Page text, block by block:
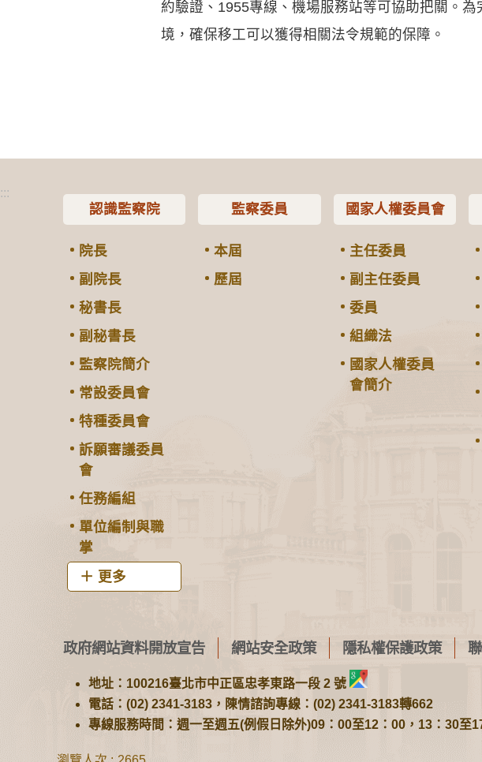
約驗證、1955專線、機場服務站等可協助把關。
境，確保移工可以獲得相關法令規範的保障。
:::
認識監察院
院長
副院長
秘書長
副秘書長
監察院簡介
常設委員會
特種委員會
訴願審議委員
會
任務編組
單位編制與職
掌
更多
監察委員
本屆
歷屆
國家人權委員會
主任委員
副主任委員
委員
組織法
國家人權委員
會簡介
政府網站資料開放宣告 網站安全政策 隱私權保護政策
地址：100216臺北市中正區忠孝東路一段 2 號
電話：(02) 2341-3183，陳情諮詢專線：(02) 2341-3183轉662
專線服務時間：週一至週五(例假日除外)09：00至12：00，13：30至